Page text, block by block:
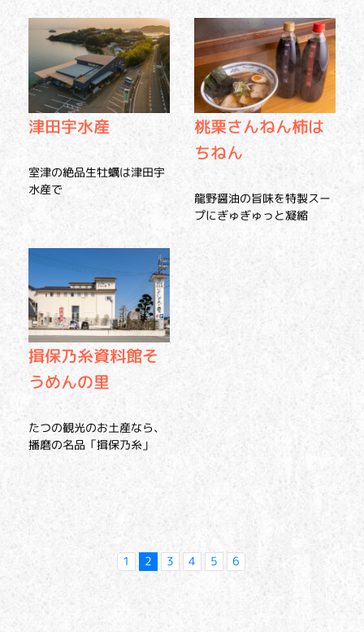
津田宇水産
室津の絶品生牡蠣は津田宇
水産で
桃栗さんねん柿は
ちねん
龍野醤油の旨味を特製スー
プにぎゅぎゅっと凝縮
揖保乃糸資料館そ
うめんの里
たつの観光のお土産なら、
播磨の名品「揖保乃糸」
1 2 3 4 5 6